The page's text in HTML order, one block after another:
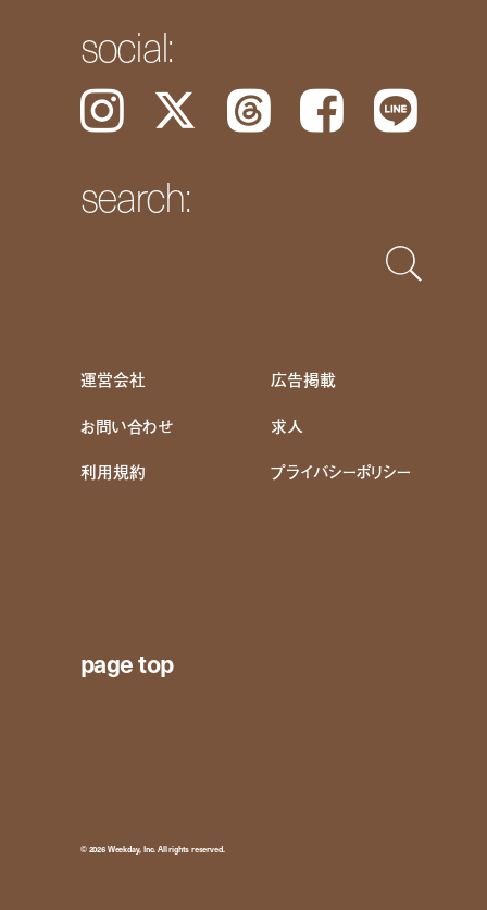
social:
Instagram 𝕏 Threads Facebook LINE
search:
運営会社
広告掲載
お問い合わせ
求人
利用規約 プライバシーポリシー
page top
© 2026 Weekday, Inc. All rights reserved.